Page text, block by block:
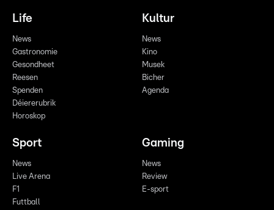
Life
News
Gastronomie
Gesondheet
Reesen
Spenden
Déiererubrik
Horoskop
Kultur
News
Kino
Musek
Bicher
Agenda
Sport
News
Live Arena
F1
Futtball
Gaming
News
Review
E-sport